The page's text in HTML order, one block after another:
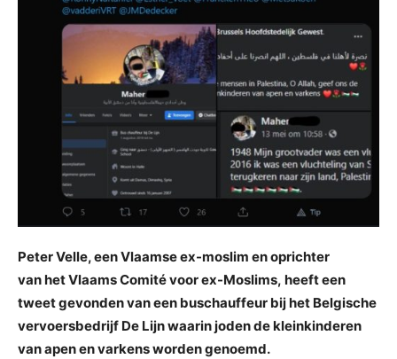
Peter Velle, een Vlaamse ex-moslim en oprichter
van het Vlaams Comité voor ex-Moslims, heeft een
tweet gevonden van een buschauffeur bij het Belgische
vervoersbedrijf De Lijn waarin joden de kleinkinderen
van apen en varkens worden genoemd.